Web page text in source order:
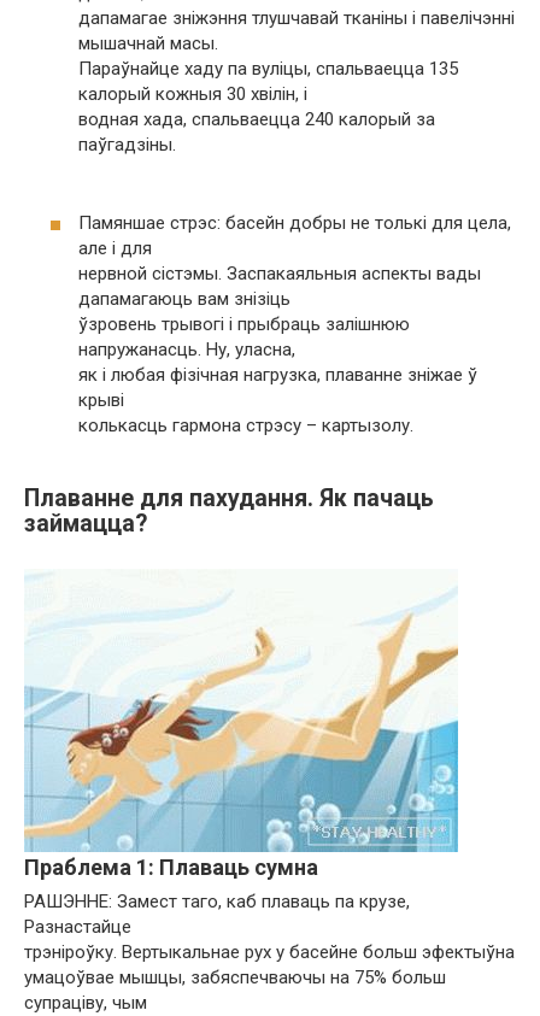
дапамагае зніжэння тлушчавай тканіны і павелічэнні
мышачнай масы.
Параўнайце хаду па вуліцы, спальваецца 135
калорый кожныя 30 хвілін, і
водная хада, спальваецца 240 калорый за
паўгадзіны.
Памяншае стрэс: басейн добры не толькі для цела,
але і для
нервной сістэмы. Заспакаяльныя аспекты вады
дапамагаюць вам знізіць
ўзровень трывогі і прыбраць залішнюю
напружанасць. Ну, уласна,
як і любая фізічная нагрузка, плаванне зніжае ў
крыві
колькасць гармона стрэсу – картызолу.
Плаванне для пахудання. Як пачаць
займацца?
Праблема 1: Плаваць сумна
РАШЭННЕ: Замест таго, каб плаваць па крузе,
Разнастайце
трэніроўку. Вертыкальнае рух у басейне больш эфектыўна
умацоўвае мышцы, забяспечваючы на ​​75% больш
супраціву, чым